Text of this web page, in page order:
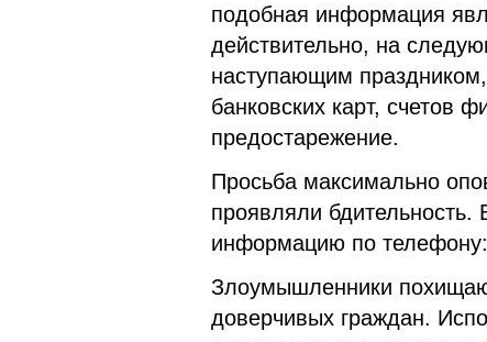
подобная информация
действительно, на
наступающим
банковских карт, счетов
предостарежение.
Просьба максимально
проявляли бдительность.
информацию по
Злоумышленники
доверчивых граждан.